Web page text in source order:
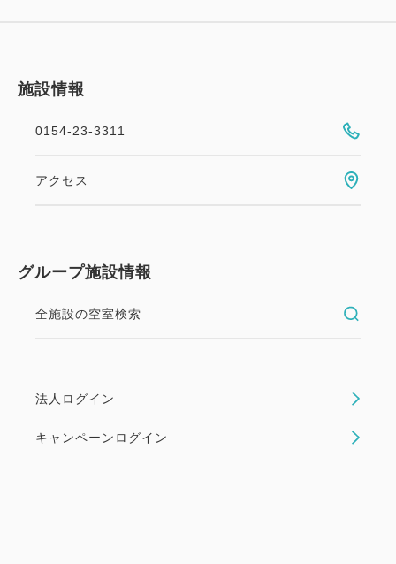
施設情報
0154-23-3311
アクセス
グループ施設情報
全施設の空室検索
法人ログイン
キャンペーンログイン